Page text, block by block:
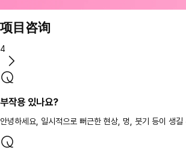
项目咨询
4
부작용 있나요?
안녕하세요, 일시적으로 뻐근한 현상, 멍, 붓기 등이 생